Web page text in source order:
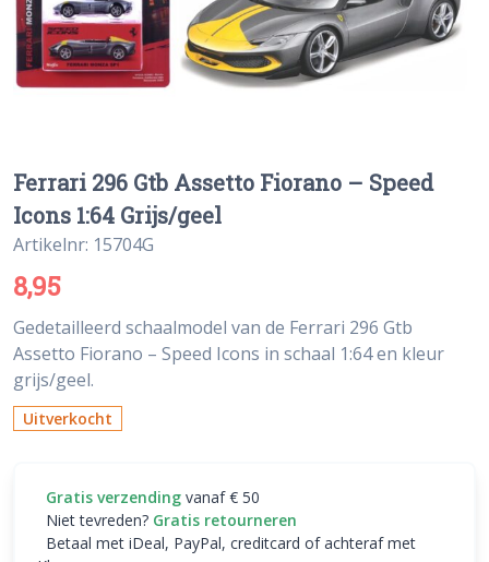
Ferrari 296 Gtb Assetto Fiorano – Speed
Icons 1:64 Grijs/geel
Artikelnr: 15704G
8,95
Gedetailleerd schaalmodel van de Ferrari 296 Gtb
Assetto Fiorano – Speed Icons in schaal 1:64 en kleur
grijs/geel.
Uitverkocht
Gratis verzending vanaf € 50
Niet tevreden? Gratis retourneren
Betaal met iDeal, PayPal, creditcard of achteraf met